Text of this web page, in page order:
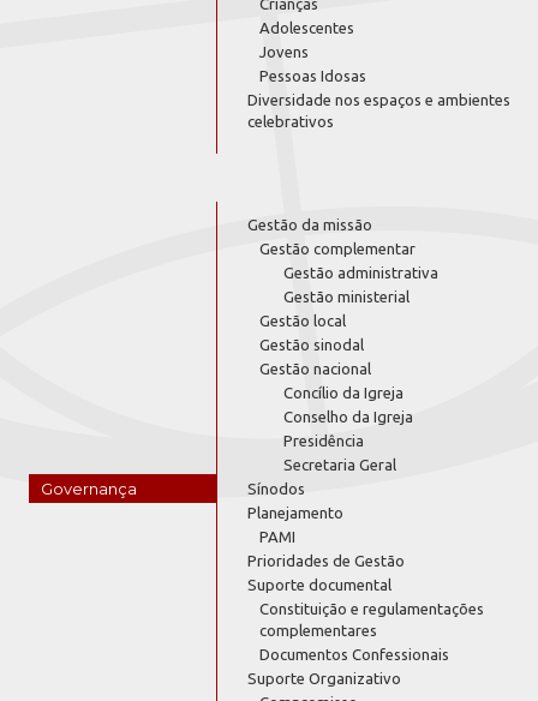
Crianças
Adolescentes
Jovens
Pessoas Idosas
Diversidade nos espaços e ambientes
celebrativos
Governança
Gestão da missão
Gestão complementar
Gestão administrativa
Gestão ministerial
Gestão local
Gestão sinodal
Gestão nacional
Concílio da Igreja
Conselho da Igreja
Presidência
Secretaria Geral
Sínodos
Planejamento
PAMI
Prioridades de Gestão
Suporte documental
Constituição e regulamentações
complementares
Documentos Confessionais
Suporte Organizativo